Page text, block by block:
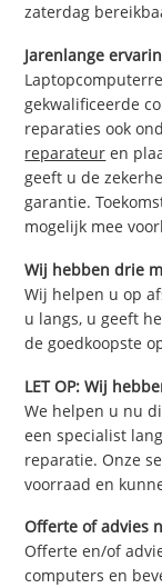
zaterdag
Jarenlange
gekwalificeerde
reparaties ook
reparateur en
geeft u de
garantie.
mogelijk mee
Wij hebben drie
Wij helpen u op
u langs, u geeft
de goedkoopste
LET OP: Wij
We helpen u nu
een specialist
reparatie. Onze
voorraad en
Offerte of advies
Offerte en/of
computers en